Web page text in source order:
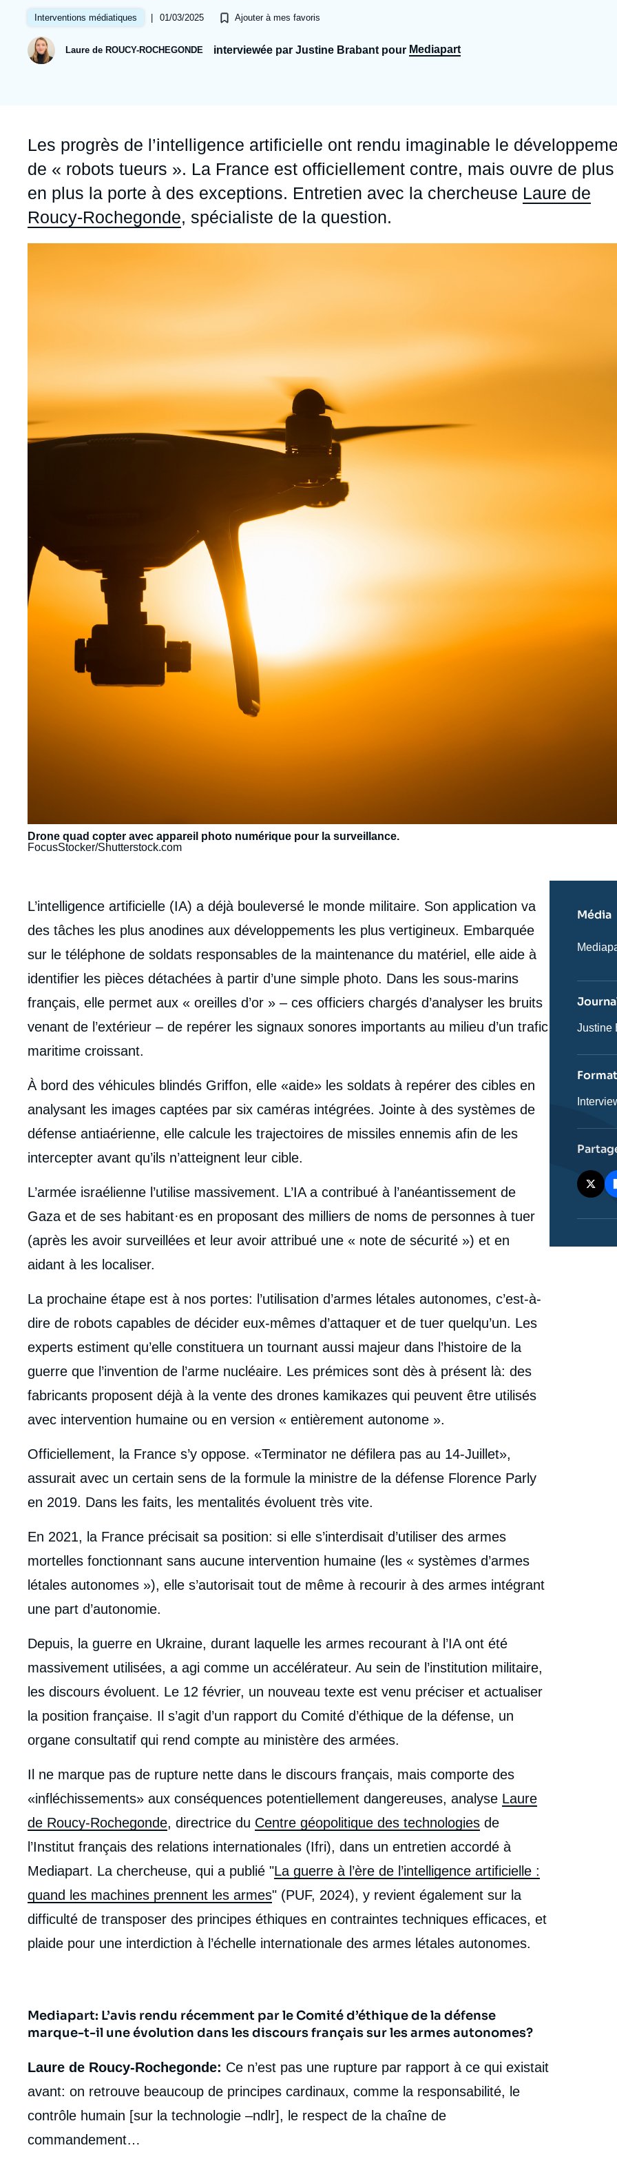
Partenariats et réseaux
Nous soutenir en tant que professionnel
Ramses
Politique étrangère
Intelligence artificielle
Guerre en Ukraine
Europe
Russie - Eurasie
Interventions médiatiques | 01/03/2025 Ajouter à mes favoris
Laure de ROUCY-ROCHEGONDE interviewée par Justine Brabant pour Mediapart
Accroche
Les progrès de l’intelligence artificielle ont rendu imaginable le
de « robots tueurs ». La France est officiellement contre, mais ouvre de plus
en plus la porte à des exceptions. Entretien avec la chercheuse Laure de
Roucy-Rochegonde, spécialiste de la question.
Drone quad copter avec appareil photo numérique pour la surveillance.
FocusStocker/Shutterstock.com
body
L’intelligence artificielle (IA) a déjà bouleversé le monde militaire. Son application va
des tâches les plus anodines aux développements les plus vertigineux. Embarquée
sur le téléphone de soldats responsables de la maintenance du matériel, elle aide à
identifier les pièces détachées à partir d’une simple photo. Dans les sous-marins
français, elle permet aux « oreilles d’or » – ces officiers chargés d’analyser les bruits
venant de l’extérieur – de repérer les signaux sonores importants au milieu d’un trafic
maritime croissant.
À bord des véhicules blindés Griffon, elle «aide» les soldats à repérer des cibles en
analysant les images captées par six caméras intégrées. Jointe à des systèmes de
défense antiaérienne, elle calcule les trajectoires de missiles ennemis afin de les
intercepter avant qu’ils n’atteignent leur cible.
L’armée israélienne l’utilise massivement. L’IA a contribué à l’anéantissement de
Gaza et de ses habitant·es en proposant des milliers de noms de personnes à tuer
(après les avoir surveillées et leur avoir attribué une « note de sécurité ») et en
aidant à les localiser.
La prochaine étape est à nos portes: l’utilisation d’armes létales autonomes, c’est-à-
dire de robots capables de décider eux-mêmes d’attaquer et de tuer quelqu’un. Les
experts estiment qu’elle constituera un tournant aussi majeur dans l’histoire de la
guerre que l’invention de l’arme nucléaire. Les prémices sont dès à présent là: des
fabricants proposent déjà à la vente des drones kamikazes qui peuvent être utilisés
avec intervention humaine ou en version « entièrement autonome ».
Officiellement, la France s’y oppose. «Terminator ne défilera pas au 14-Juillet»,
assurait avec un certain sens de la formule la ministre de la défense Florence Parly
en 2019. Dans les faits, les mentalités évoluent très vite.
En 2021, la France précisait sa position: si elle s’interdisait d’utiliser des armes
mortelles fonctionnant sans aucune intervention humaine (les « systèmes d’armes
létales autonomes »), elle s’autorisait tout de même à recourir à des armes intégrant
une part d’autonomie.
Depuis, la guerre en Ukraine, durant laquelle les armes recourant à l’IA ont été
massivement utilisées, a agi comme un accélérateur. Au sein de l’institution militaire,
les discours évoluent. Le 12 février, un nouveau texte est venu préciser et actualiser
la position française. Il s’agit d’un rapport du Comité d’éthique de la défense, un
organe consultatif qui rend compte au ministère des armées.
Il ne marque pas de rupture nette dans le discours français, mais comporte des
«infléchissements» aux conséquences potentiellement dangereuses, analyse Laure
de Roucy-Rochegonde, directrice du Centre géopolitique des technologies de
l’Institut français des relations internationales (Ifri), dans un entretien accordé à
Mediapart. La chercheuse, qui a publié "La guerre à l’ère de l’intelligence artificielle :
quand les machines prennent les armes" (PUF, 2024), y revient également sur la
difficulté de transposer des principes éthiques en contraintes techniques efficaces, et
plaide pour une interdiction à l’échelle internationale des armes létales autonomes.
Mediapart: L’avis rendu récemment par le Comité d’éthique de la défense
marque-t-il une évolution dans les discours français sur les armes autonomes?
Laure de Roucy-Rochegonde: Ce n’est pas une rupture par rapport à ce qui existait
avant: on retrouve beaucoup de principes cardinaux, comme la responsabilité, le
contrôle humain [sur la technologie –ndlr], le respect de la chaîne de
commandement…
Média
Nom
revue
Justine
Format